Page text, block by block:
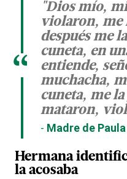
"Dios mío,
violaron, me
después me
cuneta, en
entiende,
muchacha,
cuneta, me
mataron,
Madre de
“
Hermana
laacosaba